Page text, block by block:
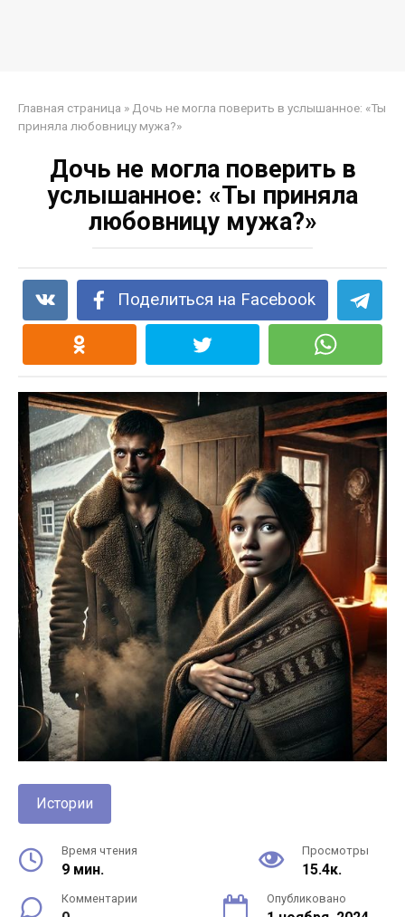
Главная страница » Дочь не могла поверить в услышанное: «Ты
приняла любовницу мужа?»
Дочь не могла поверить в
услышанное: «Ты приняла
любовницу мужа?»
Поделиться на Facebook
Истории
Время чтения
9 мин.
Просмотры
15.4к.
Комментарии Опубликовано